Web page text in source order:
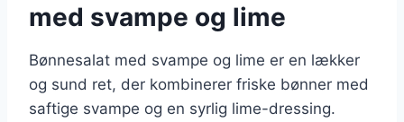
med svampe og lime
Bønnesalat med svampe og lime er en lækker
og sund ret, der kombinerer friske bønner med
saftige svampe og en syrlig lime-dressing.